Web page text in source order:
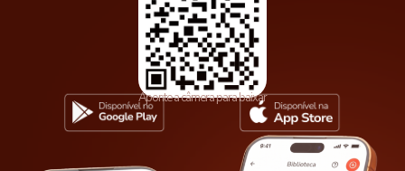
Aponte a câmera para baixar